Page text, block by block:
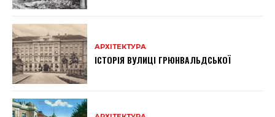
АРХІТЕКТУРА
ІСТОРІЯ ВУЛИЦІ ГРЮНВАЛЬДСЬКОЇ